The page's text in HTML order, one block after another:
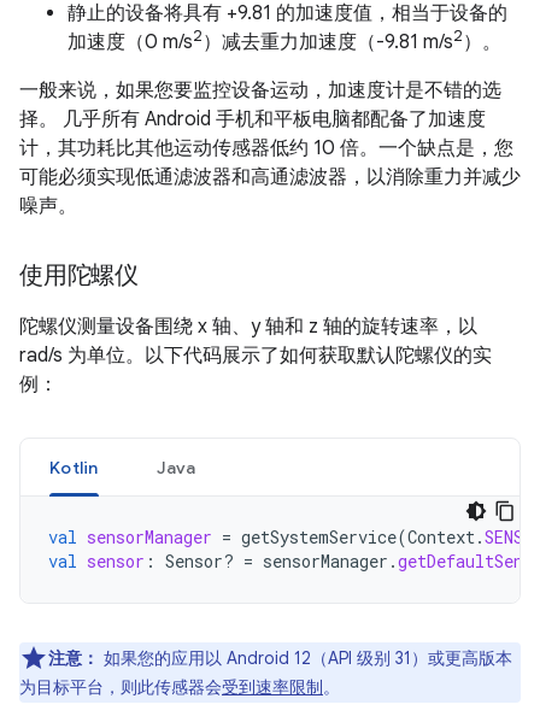
静止的设备将具有 +9.81 的加速度值，相当于设备的
加速度（0 m/s2）减去重力加速度（-9.81 m/s2）。
一般来说，如果您要监控设备运动，加速度计是不错的选
择。 几乎所有 Android 手机和平板电脑都配备了加速度
计，其功耗比其他运动传感器低约 10 倍。一个缺点是，您
可能必须实现低通滤波器和高通滤波器，以消除重力并减少
噪声。
使用陀螺仪
陀螺仪测量设备围绕 x 轴、y 轴和 z 轴的旋转速率，以
rad/s 为单位。以下代码展示了如何获取默认陀螺仪的实
例：
Kotlin Java
val sensorManager = getSystemService(Context.
val sensor : Sensor? = sensorManager .
注意： 如果您的应用以 Android 12（API 级别 31）或更高版本
为目标平台，则此传感器会受到速率限制 。